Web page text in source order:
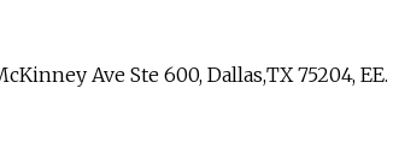
Ave Ste 600, Dallas,TX 75204,